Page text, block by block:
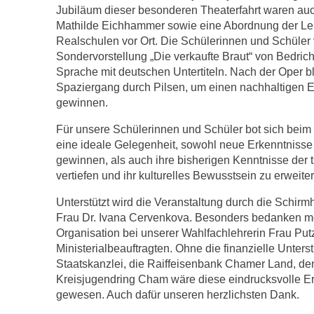
Jubiläum dieser besonderen Theaterfahrt waren
Mathilde Eichhammer sowie eine Abordnung der
Realschulen vor Ort. Die Schülerinnen und
Sondervorstellung „Die verkaufte Braut“ von
Sprache mit deutschen Untertiteln. Nach der Oper
Spaziergang durch Pilsen, um einen nachhaltigen
gewinnen.
Für unsere Schülerinnen und Schüler bot sich
eine ideale Gelegenheit, sowohl neue
gewinnen, als auch ihre bisherigen Kenntnisse der
vertiefen und ihr kulturelles Bewusstsein zu
Unterstützt wird die Veranstaltung durch die
Frau Dr. Ivana Cervenkova. Besonders bedanken
Organisation bei unserer Wahlfachlehrerin Frau
Ministerialbeauftragten. Ohne die finanzielle
Staatskanzlei, die Raiffeisenbank Chamer Land,
Kreisjugendring Cham wäre diese eindrucksvolle
gewesen. Auch dafür unseren herzlichsten Dank.